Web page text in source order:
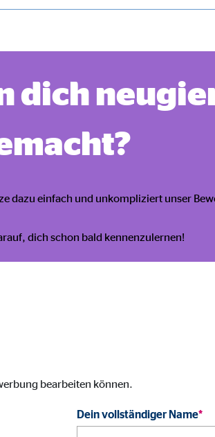
dich
dazu einfach und unkompliziert unser
dich schon bald kennenzulernen!
bearbeiten können.
Dein vollständiger Name*
uns zu verstehen, wie unsere Besucher unsere
Website-Nutzung
Zu diesem Zweck werden die Daten an